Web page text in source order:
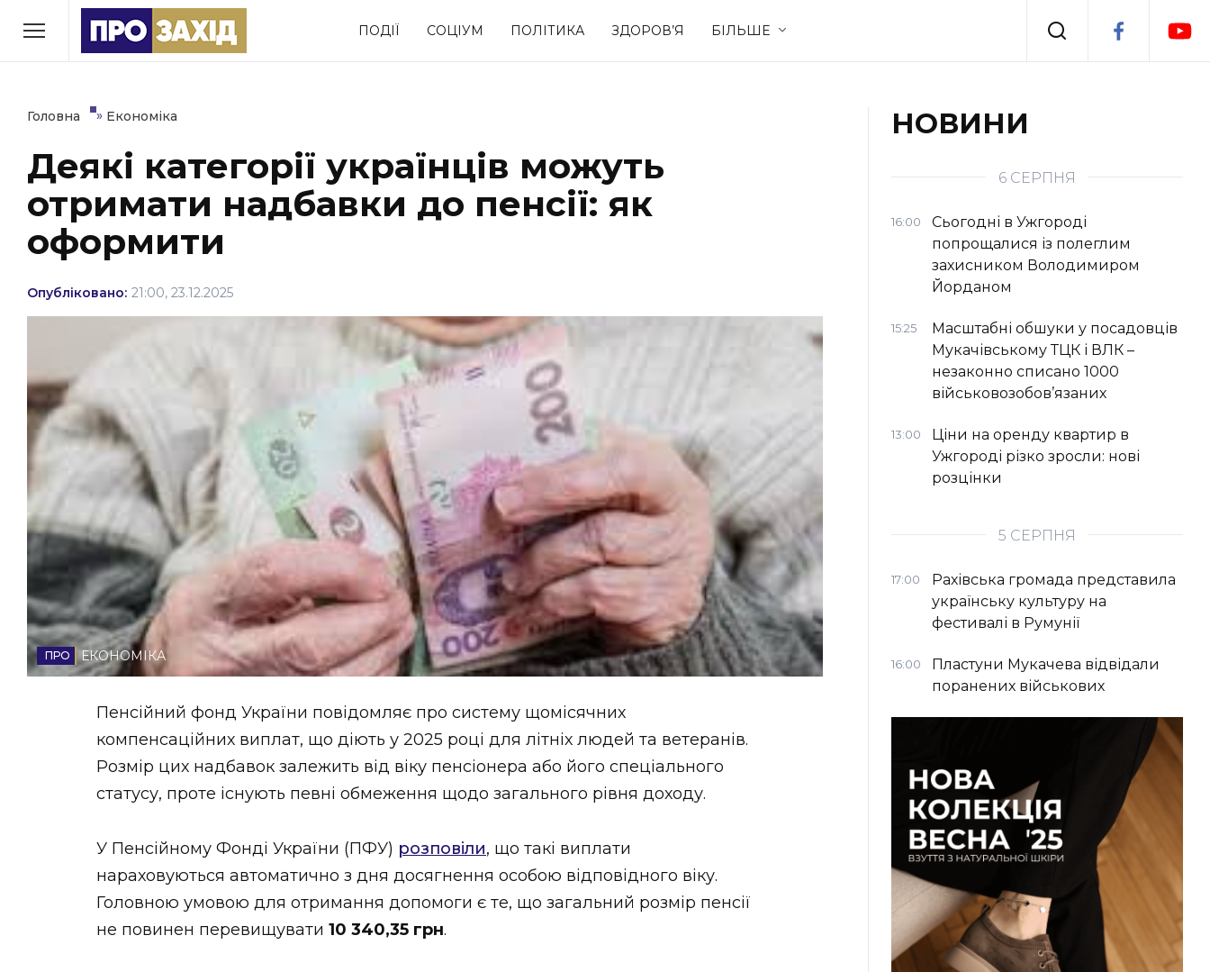
ПОДІЇ СОЦІУМ ПОЛІТИКА ЗДОРОВ’Я БІЛЬШЕ
РУБРИКИ
Економіка Події
Політика Соціум Спорт
Втрачений Ужгород
(відеоверсія)
НОВИНИ ЗАХІДНОЇ УКРАЇНИ
ФОТО
ВІДЕО
Головна » Економіка
Деякі категорії українців можуть
отримати надбавки до пенсії: як
оформити
Опубліковано: 21:00, 23.12.2025
ЕКОНОМІКА
Пенсійний фонд України повідомляє про систему щомісячних
компенсаційних виплат, що діють у 2025 році для літніх людей та ветеранів.
Розмір цих надбавок залежить від віку пенсіонера або його спеціального
статусу, проте існують певні обмеження щодо загального рівня доходу.
У Пенсійному Фонді України (ПФУ) розповіли, що такі виплати
нараховуються автоматично з дня досягнення особою відповідного віку.
Головною умовою для отримання допомоги є те, що загальний розмір пенсії
не повинен перевищувати 10 340,35 грн.
НОВИНИ
6 СЕРПНЯ
16:00
Сьогодні в Ужгороді
попрощалися із полеглим
захисником Володимиром
Йорданом
15:25
Масштабні обшуки у посадовців
Мукачівському ТЦК і ВЛК –
незаконно списано 1000
військовозобов’язаних
13:00
Ціни на оренду квартир в
Ужгороді різко зросли: нові
розцінки
5 СЕРПНЯ
17:00
Рахівська громада представила
українську культуру на
фестивалі в Румунії
16:00
Пластуни Мукачева відвідали
поранених військових